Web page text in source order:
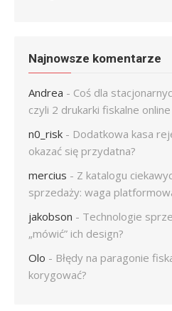
Najnowsze komentarze
Andrea - Coś dla
czyli 2 drukarki fiskalne
n0_risk - Dodatkowa kasa
okazać się przydatna?
mercius - Z katalogu
sprzedaży: waga
jakobson - Technologie
„mówić” ich design?
Olo - Błędy na paragonie
korygować?